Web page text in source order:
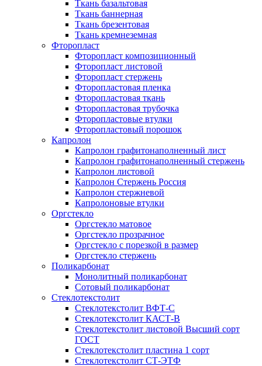
Ткань базальтовая
Ткань баннерная
Ткань брезентовая
Ткань кремнеземная
Фторопласт
Фторопласт композиционный
Фторопласт листовой
Фторопласт стержень
Фторопластовая пленка
Фторопластовая ткань
Фторопластовая трубочка
Фторопластовые втулки
Фторопластовый порошок
Капролон
Капролон графитонаполненный лист
Капролон графитонаполненный стержень
Капролон листовой
Капролон Стержень Россия
Капролон стержневой
Капролоновые втулки
Оргстекло
Оргстекло матовое
Оргстекло прозрачное
Оргстекло с порезкой в размер
Оргстекло стержень
Поликарбонат
Монолитный поликарбонат
Сотовый поликарбонат
Стеклотекстолит
Стеклотекстолит ВФТ-С
Стеклотекстолит КАСТ-В
Стеклотекстолит листовой Высший сорт
ГОСТ
Стеклотекстолит пластина 1 сорт
Стеклотекстолит СТ-ЭТФ